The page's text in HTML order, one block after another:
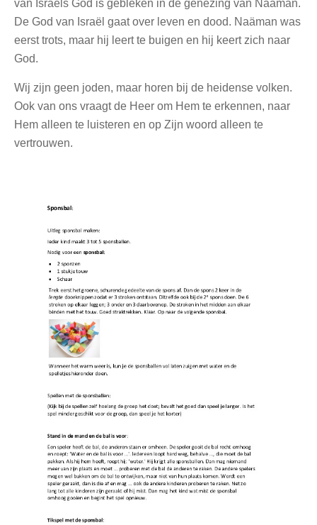
van Israëls God is gebleken in de genezing van Naäman.
De God van Israël gaat over leven en dood. Naäman was
eerst trots, maar hij leert te buigen en hij keert zich naar
God.
Wij zijn geen joden, maar horen bij de heidense volken.
Ook van ons vraagt de Heer om Hem te erkennen, naar
Hem alleen te luisteren en op Zijn woord alleen te
vertrouwen.